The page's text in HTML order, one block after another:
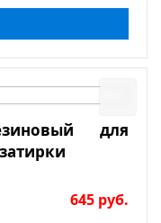
для
645 руб.